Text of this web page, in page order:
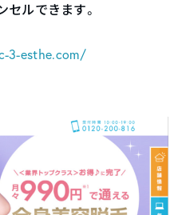
セルできます。
3-esthe.com/